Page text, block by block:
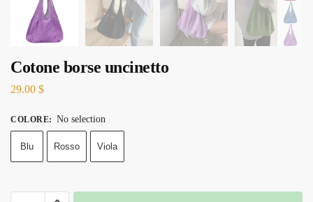
Cotone borse uncinetto
29.00 $
COLORE: No selection
Blu Rosso Viola